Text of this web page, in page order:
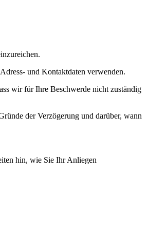
und Kontaktdaten verwenden.
wir für Ihre Beschwerde nicht zuständig
der Verzögerung und darüber, wann
hin, wie Sie Ihr Anliegen